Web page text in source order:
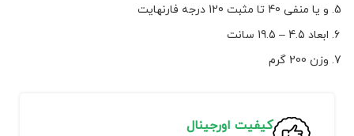
و یا منفی 40 تا مثبت 120 درجه فارنهایت
ابعاد 4.5 – 19.5 سانت
وزن 200 گرم
کیفیت اورجینال